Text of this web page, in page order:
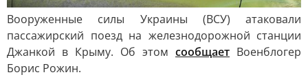
Вооруженные силы Украины (ВСУ) атаковали
пассажирский поезд на железнодорожной станции
Джанкой в Крыму. Об этом сообщает Военблогер
Борис Рожин.